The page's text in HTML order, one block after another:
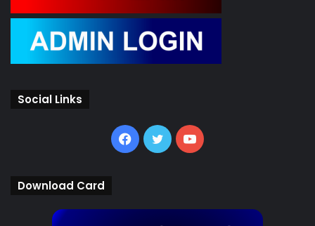
Social Links
Facebook
TwitterYouTube
Download Card